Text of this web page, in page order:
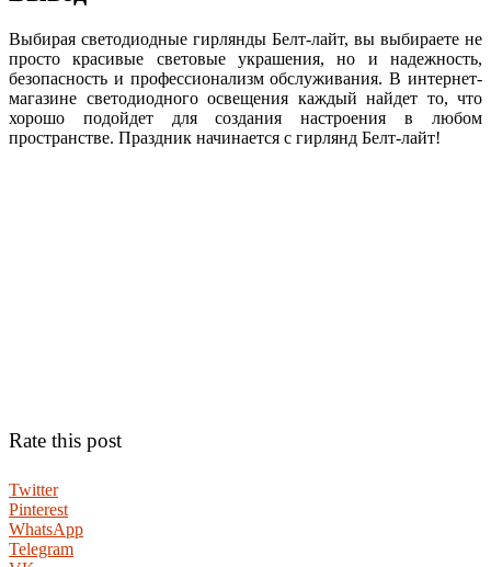
Выбирая светодиодные гирлянды Белт-лайт, вы выбираете не
просто красивые световые украшения, но и надежность,
безопасность и профессионализм обслуживания. В интернет-
магазине светодиодного освещения каждый найдет то, что
хорошо подойдет для создания настроения в любом
пространстве. Праздник начинается с гирлянд Белт-лайт!
Rate this post
Twitter
Pinterest
WhatsApp
Telegram